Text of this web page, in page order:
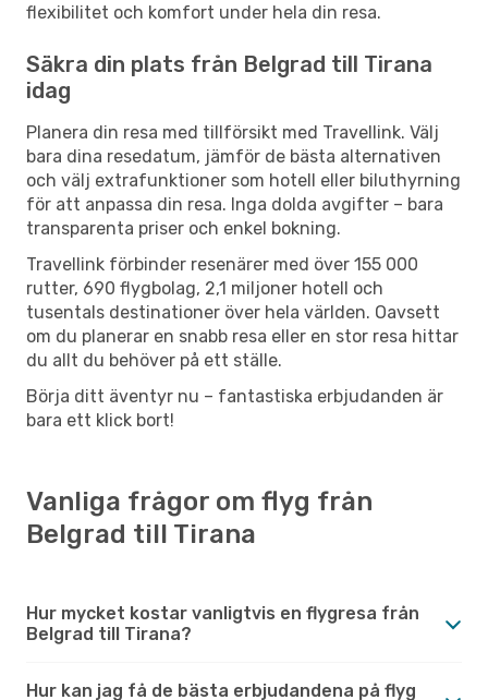
flexibilitet och komfort under hela din resa.
Säkra din plats från Belgrad till Tirana
idag
Planera din resa med tillförsikt med Travellink. Välj
bara dina resedatum, jämför de bästa alternativen
och välj extrafunktioner som hotell eller biluthyrning
för att anpassa din resa. Inga dolda avgifter – bara
transparenta priser och enkel bokning.
Travellink förbinder resenärer med över 155 000
rutter, 690 flygbolag, 2,1 miljoner hotell och
tusentals destinationer över hela världen. Oavsett
om du planerar en snabb resa eller en stor resa hittar
du allt du behöver på ett ställe.
Börja ditt äventyr nu – fantastiska erbjudanden är
bara ett klick bort!
Vanliga frågor om flyg från
Belgrad till Tirana
Hur mycket kostar vanligtvis en flygresa från
Belgrad till Tirana?
Hur kan jag få de bästa erbjudandena på flyg